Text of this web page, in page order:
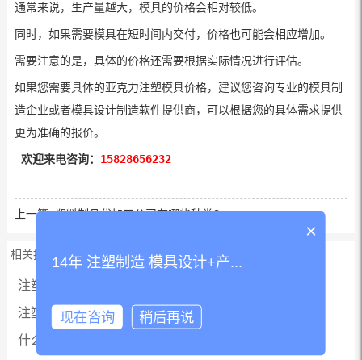
通常来说，生产量越大，模具的价格会相对较低。
同时，如果需要模具在短时间内交付，价格也可能会相应增加。
需要注意的是，具体的价格还需要根据实际情况进行评估。
如果您需要具体的亚克力注塑模具价格，建议您咨询专业的模具制
造企业或者模具设计制造软件提供商，可以根据您的具体需求提供
更为准确的报价。
欢迎来电咨询： 15828656232
上一篇:塑料制品代加工公司有哪些种类?
相关推荐
注塑加工工艺原理是怎样的？
注塑加工常用的注塑材料有哪些？
什么样的注塑是好注塑，注塑精度和加工应满足...
×
14年 注塑制造 模具设计+产...
现在咨询 稍后再说